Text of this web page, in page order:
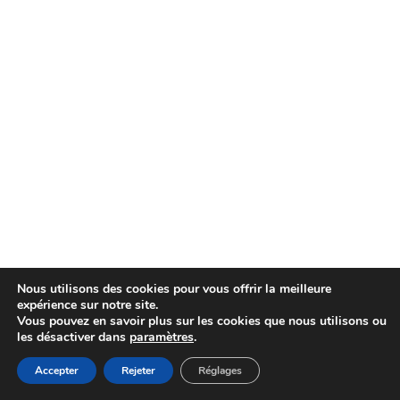
Nous utilisons des cookies pour vous offrir la meilleure
expérience sur notre site.
Vous pouvez en savoir plus sur les cookies que nous utilisons ou
les désactiver dans paramètres.
Accepter Rejeter Réglages